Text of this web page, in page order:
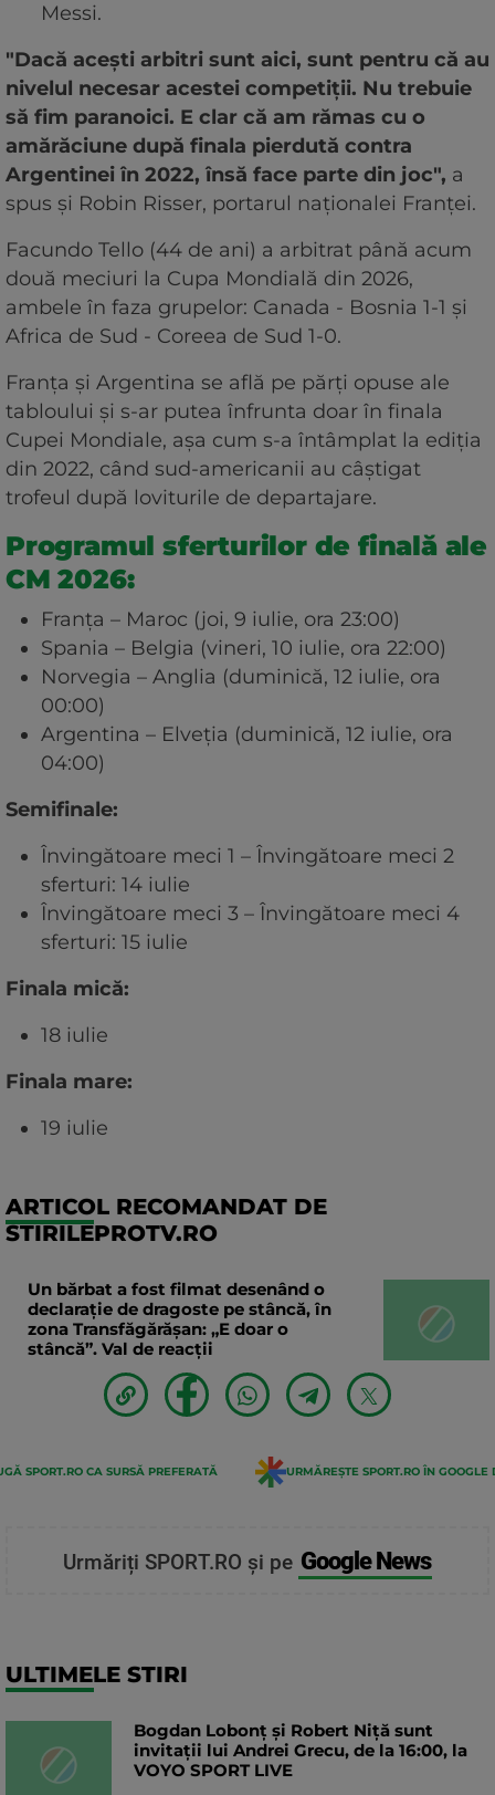
Messi.
"Dacă acești arbitri sunt aici, sunt pentru că au
nivelul necesar acestei competiții. Nu trebuie
să fim paranoici. E clar că am rămas cu o
amărăciune după finala pierdută contra
Argentinei în 2022, însă face parte din joc", a
spus și Robin Risser, portarul naționalei Franței.
Facundo Tello (44 de ani) a arbitrat până acum
două meciuri la Cupa Mondială din 2026,
ambele în faza grupelor: Canada - Bosnia 1-1 și
Africa de Sud - Coreea de Sud 1-0.
Franța și Argentina se află pe părți opuse ale
tabloului și s-ar putea înfrunta doar în finala
Cupei Mondiale, așa cum s-a întâmplat la ediția
din 2022, când sud-americanii au câștigat
trofeul după loviturile de departajare.
Programul sferturilor de finală ale
CM 2026:
Franța – Maroc (joi, 9 iulie, ora 23:00)
Spania – Belgia (vineri, 10 iulie, ora 22:00)
Norvegia – Anglia (duminică, 12 iulie, ora
00:00)
Argentina – Elveția (duminică, 12 iulie, ora
04:00)
Semifinale:
Învingătoare meci 1 – Învingătoare meci 2
sferturi: 14 iulie
Învingătoare meci 3 – Învingătoare meci 4
sferturi: 15 iulie
Finala mică:
18 iulie
Finala mare:
19 iulie
ARTICOL RECOMANDAT DE
STIRILEPROTV.RO
Un bărbat a fost filmat desenând o
declaraţie de dragoste pe stâncă, în
zona Transfăgărăşan: „E doar o
stâncă”. Val de reacții
SPORT.RO CA SURSĂ PREFERATĂ URMĂREȘTE SPORT.RO ÎN GOOGLE
Urmăriți SPORT.RO și pe Google News
ULTIMELE STIRI
Bogdan Lobonț și Robert Niță sunt
invitații lui Andrei Grecu, de la 16:00, la
VOYO SPORT LIVE